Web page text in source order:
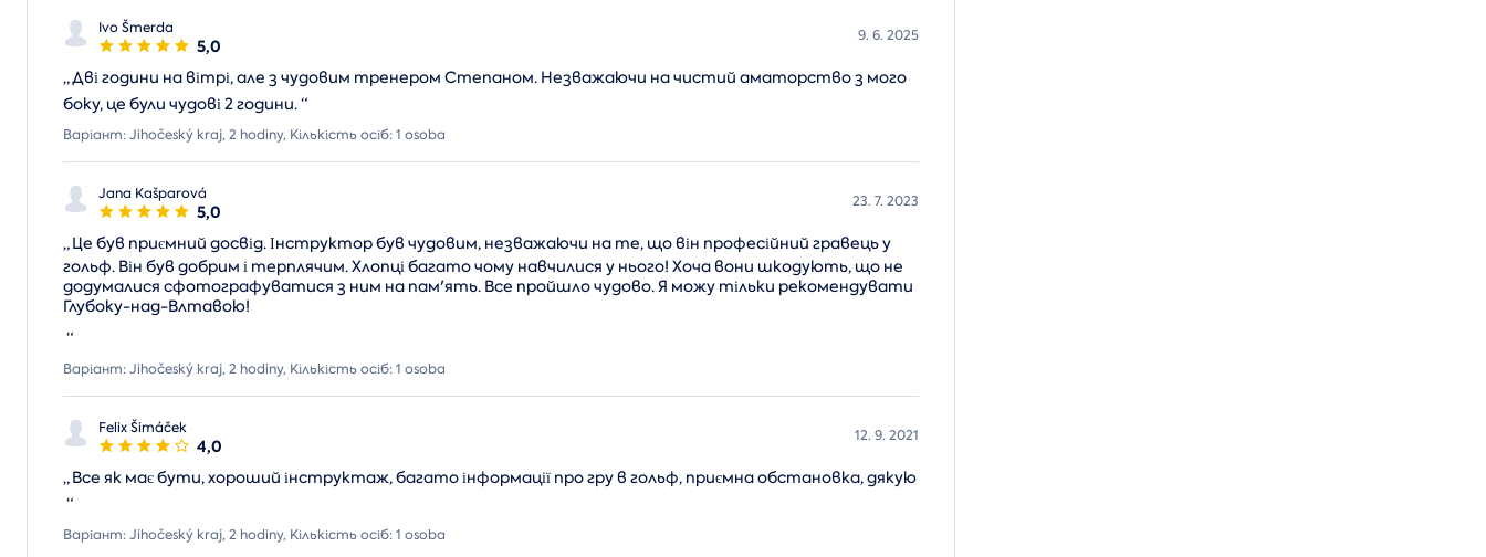
Ivo Šmerda
5,0 9. 6. 2025
„Дві години на вітрі, але з чудовим тренером Степаном. Незважаючи на чистий аматорство з мого
боку, це були чудові 2 години.“
Варіант: Jihočeský kraj, 2 hodiny, Кількість осіб: 1 osoba
Jana Kašparová
5,0 23. 7. 2023
„Це був приємний досвід. Інструктор був чудовим, незважаючи на те, що він професійний гравець у
гольф. Він був добрим і терплячим. Хлопці багато чому навчилися у нього! Хоча вони шкодують, що не
додумалися сфотографуватися з ним на пам'ять. Все пройшло чудово. Я можу тільки рекомендувати
Глубоку-над-Влтавою!
“
Варіант: Jihočeský kraj, 2 hodiny, Кількість осіб: 1 osoba
Felix Šimáček
4,0 12. 9. 2021
„Все як має бути, хороший інструктаж, багато інформації про гру в гольф, приємна обстановка, дякую
“
Варіант: Jihočeský kraj, 2 hodiny, Кількість осіб: 1 osoba